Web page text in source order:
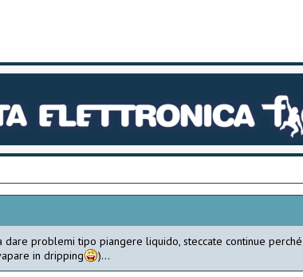
dare problemi tipo piangere liquido, steccate continue
in dripping
)...